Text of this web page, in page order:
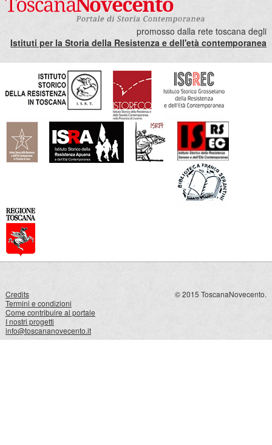
promosso dalla rete toscana degli
Istituti per la Storia della Resistenza e dell'età contemporanea
Credits
Termini e condizioni
Come contribuire al portale
I nostri progetti
info@toscananovecento.it
© 2015 ToscanaNovecento.